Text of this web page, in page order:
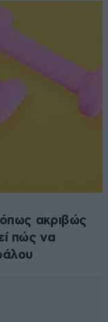
ακριβώς
πώς να